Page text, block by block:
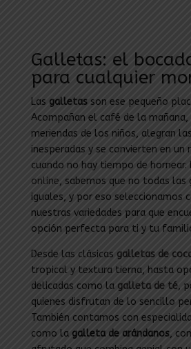
Galletas: el
para cualquier
Las galletasson ese pequeño
Acompañan el café de la
meriendas de los niños, alegran
inesperadas y se convierten en un
cuando no hay tiempo de hornear.
online, sabemos que no todas las
iguales, y por eso seleccionamos
nuestras variedades para que
opción perfecta para ti y tu
Desde las clásicas galletas de
tropical y textura tierna, hasta
delicadas como la galleta de té,
quienes disfrutan de lo sencillo
También contamos con
como la galleta de arándanos,